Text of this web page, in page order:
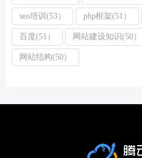
seo培训(53） php框架(51）
百度(51） 网站建设知识(50）
网站结构(50）